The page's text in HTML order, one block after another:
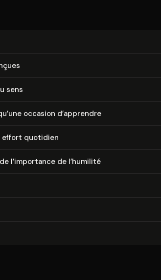
sens
occasion d’apprendre
effort quotidien
l’importance de l’humilité